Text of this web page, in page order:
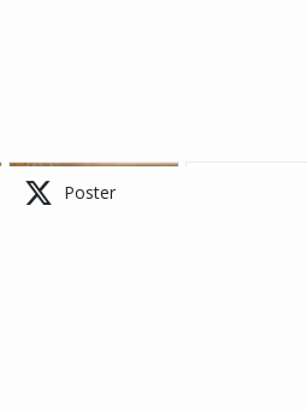
Poster